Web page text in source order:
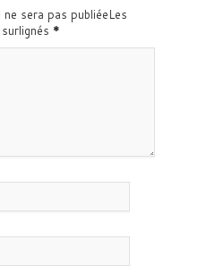
sera pas publiéeLes
*